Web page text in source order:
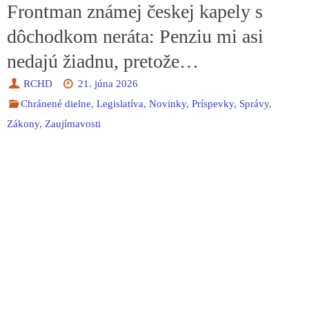
Frontman známej českej kapely s
dôchodkom neráta: Penziu mi asi
nedajú žiadnu, pretože…
RCHD
21. júna 2026
Chránené dielne,Legislatíva,Novinky,Príspevky, Správy,
Zákony, Zaujímavosti